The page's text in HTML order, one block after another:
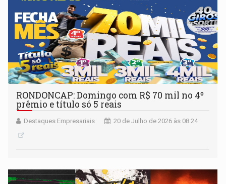
RONDONCAP: Domingo com R$ 70 mil no 4º
prêmio e título só 5 reais
Destaques Empresariais 20 de Julho de 2026 às 08:24